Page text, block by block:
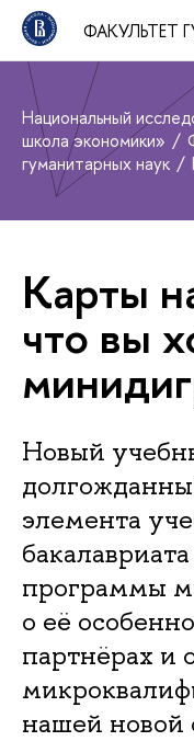
ФАКУЛЬТЕТ
Национальный
школа экономики»
гуманитарных наук
Карты
что вы
Новый
элемента
программы
о её
партнёрах и
нашей новой